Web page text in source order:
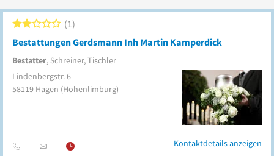
Bestattungen Gerdsmann Inh Martin Kamperdick
Bestatter, Schreiner, Tischler
1
Lindenbergstr. 6
58119 Hagen (Hohenlimburg)
Kontaktdetails anzeigen